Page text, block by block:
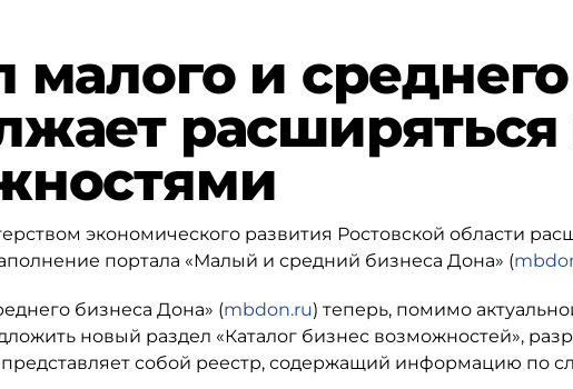
малого и
экономического развития Ростовской области
портала «Малый и средний бизнеса Дона» (
бизнеса Дона» (mbdon.ru) теперь, помимо
новый раздел «Каталог бизнес возможностей»,
представляет собой реестр, содержащий информацию по